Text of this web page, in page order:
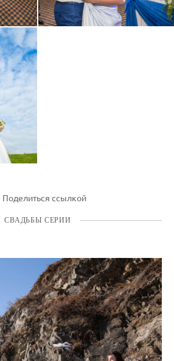
Поделиться ссылкой
СВАДЬБЫ СЕРИИ